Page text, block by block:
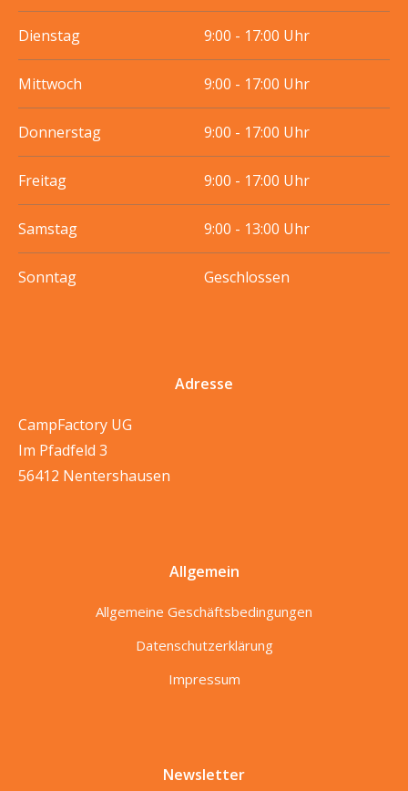
Dienstag 9:00 - 17:00 Uhr
Mittwoch 9:00 - 17:00 Uhr
Donnerstag 9:00 - 17:00 Uhr
Freitag 9:00 - 17:00 Uhr
Samstag 9:00 - 13:00 Uhr
Sonntag Geschlossen
Adresse
CampFactory UG
Im Pfadfeld 3
56412 Nentershausen
Allgemein
Allgemeine Geschäftsbedingungen
Datenschutzerklärung
Impressum
Newsletter